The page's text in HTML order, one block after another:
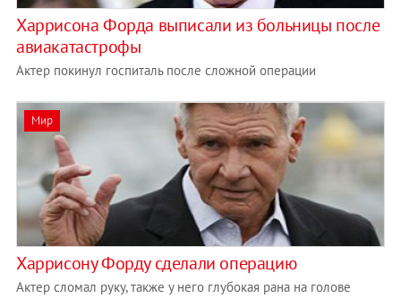
Харрисона Форда выписали из больницы после
авиакатастрофы
Актер покинул госпиталь после сложной операции
Мир
Харрисону Форду сделали операцию
Актер сломал руку, также у него глубокая рана на голове